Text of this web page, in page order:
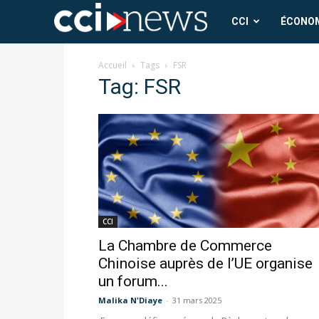
CCICCI
Accueil Tags FSR
Tag: FSR
CCI
La Chambre de Commerce
Chinoise auprès de l’UE organise
un forum...
Malika N'Diaye - 31 mars 2025